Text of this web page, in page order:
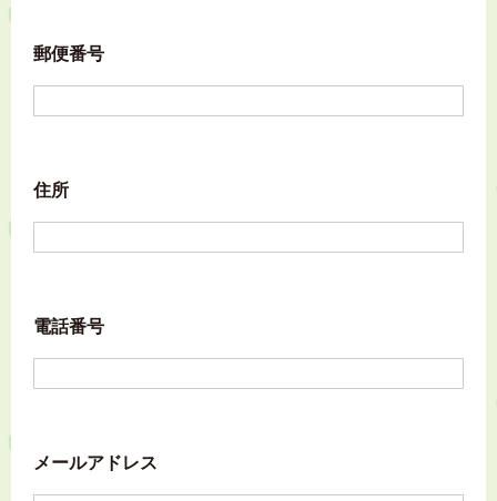
郵便番号
住所
電話番号
メールアドレス